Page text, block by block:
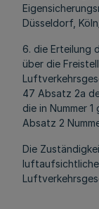
Düsseldorf,
6. die Erteilung
über die
47 Absatz 2a
die in Nummer
Absatz 2
Die
luftaufsichtliche